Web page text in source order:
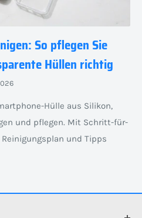
So pflegen Sie
Hüllen richtig
Hülle aus Silikon,
und pflegen. Mit Schritt-für-
und Tipps